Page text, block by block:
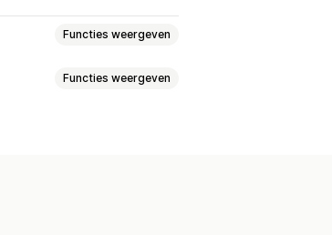
Functies weergeven
Functies weergeven